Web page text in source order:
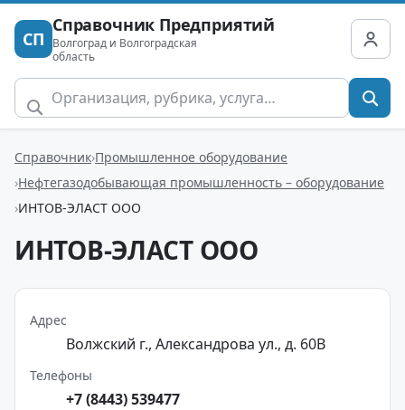
СП
Справочник Предприятий
Волгоград и Волгоградская
область
Справочник Промышленное оборудование
Нефтегазодобывающая промышленность – оборудование
ИНТОВ-ЭЛАСТ ООО
ИНТОВ-ЭЛАСТ ООО
Адрес
Волжский г., Александрова ул., д. 60В
Телефоны
+7 (8443) 539477